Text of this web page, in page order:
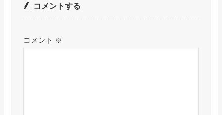
コメントする
コメント ※